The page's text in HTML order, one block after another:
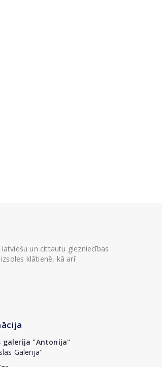
un cittautu glezniecības
klātienē, kā arī
galerija "Antonija"
Galerija"